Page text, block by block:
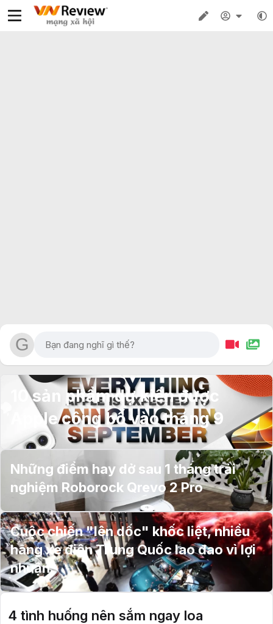
10 sản phẩm dự kiến được
Apple công bố vào tháng 9
Những điểm hay dở sau 1 tháng trải
nghiệm Roborock Qrevo 2 Pro
Cuộc chiến "lên dốc" khốc liệt, nhiều
hãng xe điện Trung Quốc lao đao vì lợi
nhuận
4 tình huống nên sắm ngay loa